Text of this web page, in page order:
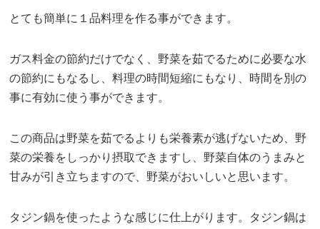
とても簡単に１品料理を作る事ができます。
ガス料金の節約だけでなく、野菜を茹でるために必要な水
の節約にもなるし、料理の時間短縮にもなり、時間を別の
事に有効に使う事ができます。
この商品は野菜を茹でるよりも栄養素が逃げないため、野
菜の栄養をしっかり摂取できますし、野菜自体のうまみと
甘みが引き立ちますので、野菜がおいしいと思います。
タジン鍋を使ったような感じに仕上がります。タジン鍋は